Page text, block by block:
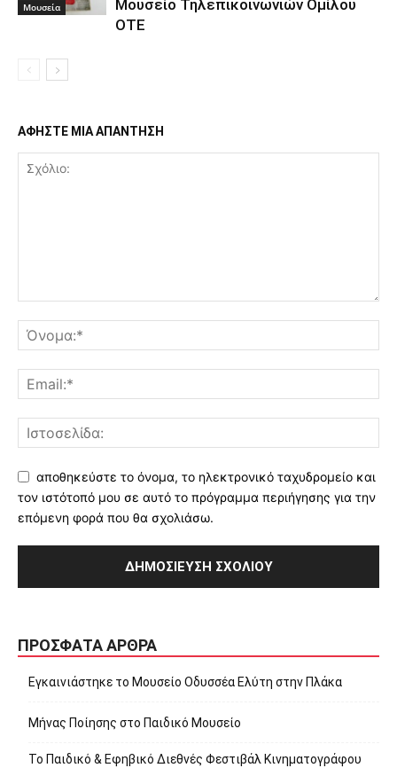
Μουσεία
Μουσείο Τηλεπικοινωνιών Ομίλου
ΟΤΕ
ΑΦΗΣΤΕ ΜΙΑ ΑΠΑΝΤΗΣΗ
αποθηκεύστε το όνομα, το ηλεκτρονικό ταχυδρομείο και
τον ιστότοπό μου σε αυτό το πρόγραμμα περιήγησης για την
επόμενη φορά που θα σχολιάσω.
ΠΡΌΣΦΑΤΑ ΆΡΘΡΑ
Εγκαινιάστηκε το Μουσείο Οδυσσέα Ελύτη στην Πλάκα
Μήνας Ποίησης στο Παιδικό Μουσείο
Το Παιδικό & Εφηβικό Διεθνές Φεστιβάλ Κινηματογράφου